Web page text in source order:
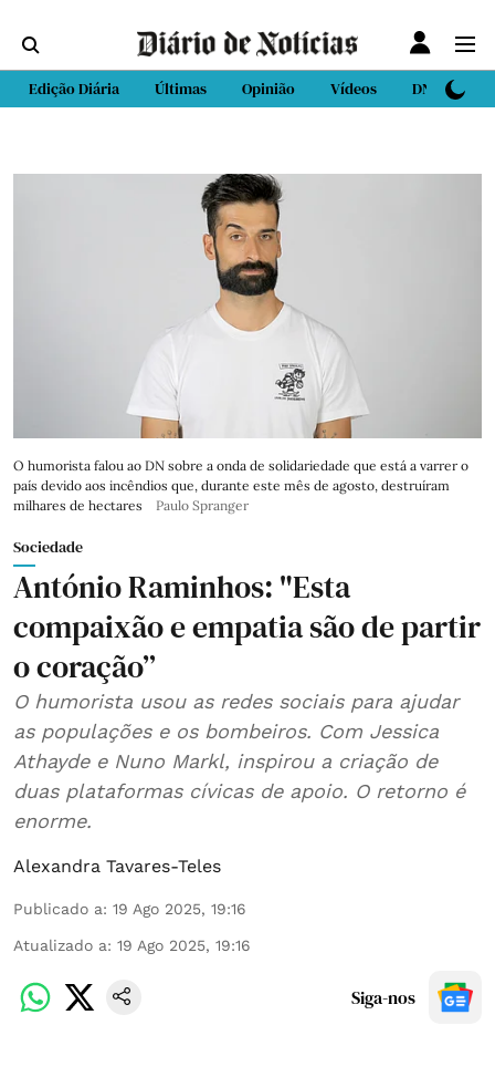
Edição Diária Últimas Opinião Vídeos DN Sport
O humorista falou ao DN sobre a onda de solidariedade que está a varrer o
país devido aos incêndios que, durante este mês de agosto, destruíram
milhares de hectares
Paulo Spranger
Sociedade
António Raminhos: "Esta
compaixão e empatia são de partir
o coração”
O humorista usou as redes sociais para ajudar
as populações e os bombeiros. Com Jessica
Athayde e Nuno Markl, inspirou a criação de
duas plataformas cívicas de apoio. O retorno é
enorme.
Alexandra Tavares-Teles
Publicado a: 19 Ago 2025, 19:16
Atualizado a: 19 Ago 2025, 19:16
Siga-nos